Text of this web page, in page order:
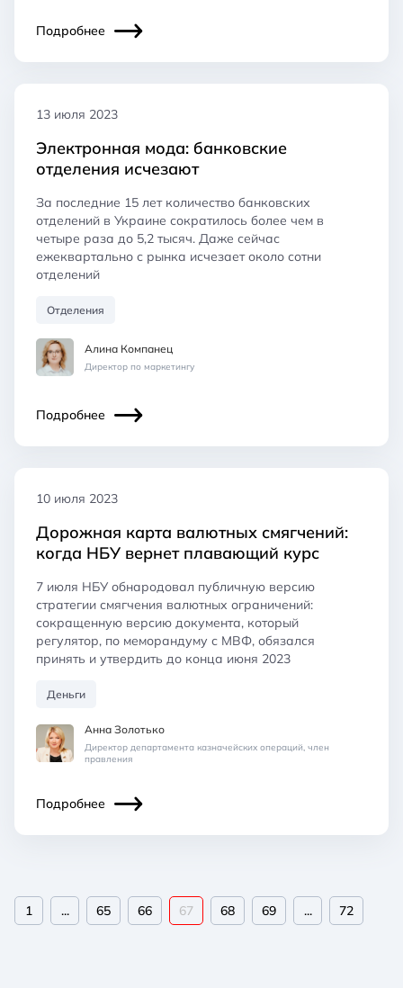
Подробнее
13 июля 2023
Электронная мода: банковские
отделения исчезают
За последние 15 лет количество банковских
отделений в Украине сократилось более чем в
четыре раза до 5,2 тысяч. Даже сейчас
ежеквартально с рынка исчезает около сотни
отделений
Отделения
Алина Компанец
Директор по маркетингу
Подробнее
10 июля 2023
Дорожная карта валютных смягчений:
когда НБУ вернет плавающий курс
7 июля НБУ обнародовал публичную версию
стратегии смягчения валютных ограничений:
сокращенную версию документа, который
регулятор, по меморандуму с МВФ, обязался
принять и утвердить до конца июня 2023
Деньги
Анна Золотько
Директор департамента казначейских операций, член
правления
Подробнее
1 ... 65 66 67 68 69 ... 72